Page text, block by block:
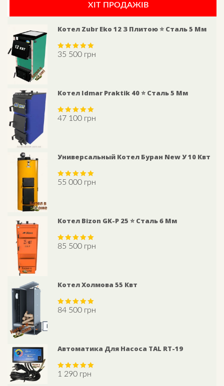
ХІТ ПРОДАЖІВ
Котел Zubr Eko 12 З Плитою ⭐ Сталь 5 Мм
Rated5.00
35 500 грн
Котел Idmar Praktik 40 ⭐ Сталь 5 Мм
Rated5.00
47 100 грн
Универсальный Котел Буран New У 10 Квт
Rated5.00
55 000 грн
Котел Bizon GK-P 25 ⭐ Сталь 6 Мм
Rated5.00
85 500 грн
Котел Холмова 55 Квт
Rated5.00
84 500 грн
Автоматика Для Насоса TAL RT-19
Rated 5.00
out of 5
1 290 грн